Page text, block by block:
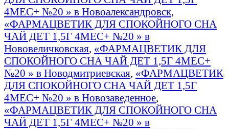
4МЕС+ №20 » в Новоалександровск,
«ФАРМАЦВЕТИК ДЛЯ СПОКОЙНОГО СНА
ЧАЙ ДЕТ 1,5Г 4МЕС+ №20 » в
Нововеличковская, «ФАРМАЦВЕТИК ДЛЯ
СПОКОЙНОГО СНА ЧАЙ ДЕТ 1,5Г 4МЕС+
№20 » в Новодмитриевская, «ФАРМАЦВЕТИК
ДЛЯ СПОКОЙНОГО СНА ЧАЙ ДЕТ 1,5Г
4МЕС+ №20 » в Новозаведенное,
«ФАРМАЦВЕТИК ДЛЯ СПОКОЙНОГО СНА
ЧАЙ ДЕТ 1,5Г 4МЕС+ №20 » в